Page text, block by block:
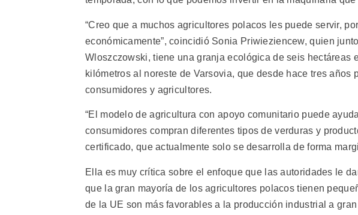
“Creo que a muchos agricultores polacos les puede servir,
económicamente”, coincidió Sonia Priwieziencew, quien
Wloszczowski, tiene una granja ecológica de seis hectáreas
kilómetros al noreste de Varsovia, que desde hace tres años
consumidores y agricultores.
“El modelo de agricultura con apoyo comunitario puede
consumidores compran diferentes tipos de verduras y
certificado, que actualmente solo se desarrolla de forma
Ella es muy crítica sobre el enfoque que las autoridades le
que la gran mayoría de los agricultores polacos tienen
de la UE son más favorables a la producción industrial a